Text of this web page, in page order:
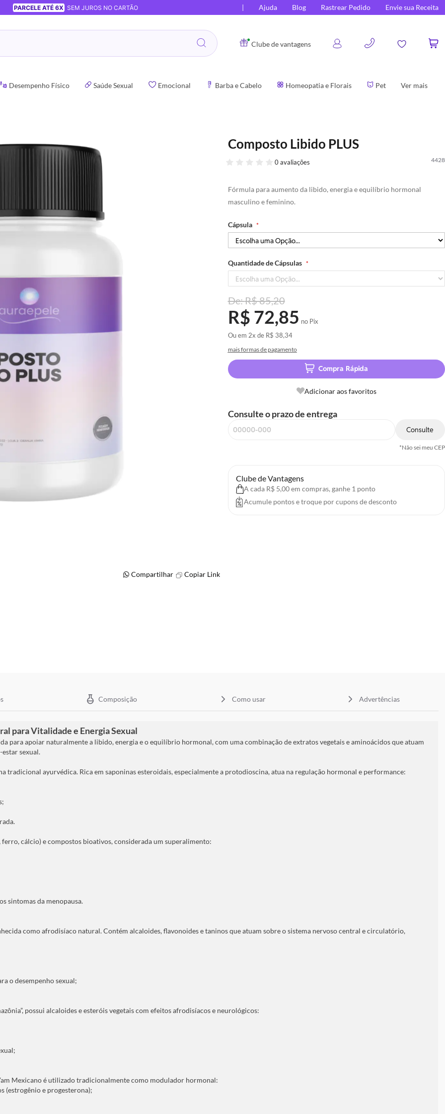
PARCELE ATÉ 6X SEM JUROS NO CARTÃO Ajuda Blog Rastrear Pedido Envie sua Receita
Clube de vantagens
0
Desempenho Físico Saúde Sexual Emocional Barba e Cabelo Homeopatia e Florais Pet Ver mais
Composto Libido PLUS
4428
0 avaliações
Fórmula para aumento da libido, energia e equilíbrio hormonal
masculino e feminino.
Cápsula
Quantidade de Cápsulas
R$ 85,20
R$ 72,85 no Pix
Ou em 2x de R$ 38,34
mais formas de pagamento
Compra Rápida
Adicionar aos favoritos
Consulte o prazo de entrega
Consulte
*Não sei meu CEP
Clube de Vantagens
A cada R$ 5,00 em compras, ganhe 1 ponto
Acumule pontos e troque por cupons de desconto
Compartilhar Copiar Link
Composição Como usar Advertências
para Vitalidade e Energia Sexual
para apoiar naturalmente a libido, energia e o equilíbrio hormonal, com uma combinação de extratos vegetais e aminoácidos que atuam
sexual.
tradicional ayurvédica. Rica em saponinas esteroidais, especialmente a protodioscina, atua na regulação hormonal e performance:
cálcio) e compostos bioativos, considerada um superalimento:
sintomas da menopausa.
como afrodisíaco natural. Contém alcaloides, flavonoides e taninos que atuam sobre o sistema nervoso central e circulatório,
o desempenho sexual;
possui alcaloides e esteróis vegetais com efeitos afrodisíacos e neurológicos:
Mexicano é utilizado tradicionalmente como modulador hormonal:
(estrogênio e progesterona);